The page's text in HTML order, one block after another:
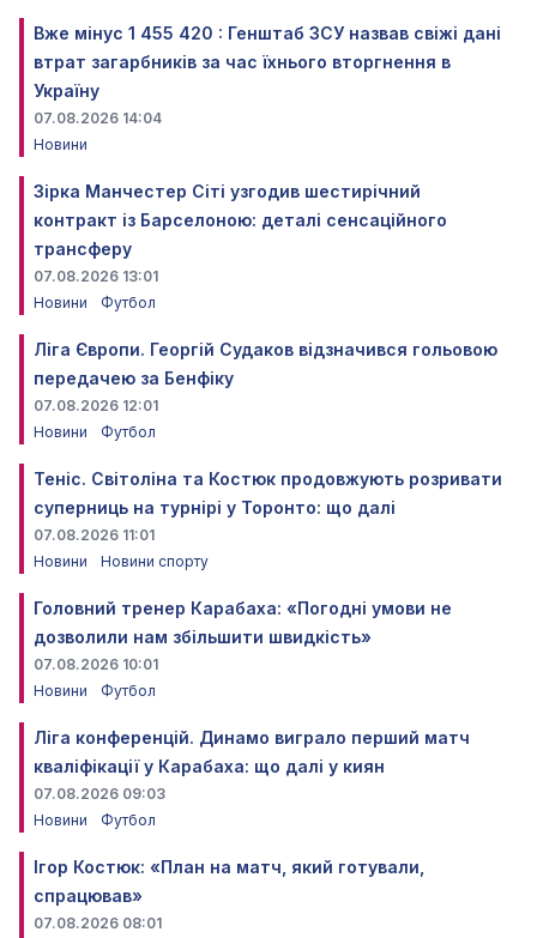
Вже мінус 1 455 420 : Генштаб ЗСУ назвав свіжі дані
втрат загарбників за час їхнього вторгнення в
Україну
07.08.2026 14:04
Новини
Зірка Манчестер Сіті узгодив шестирічний
контракт із Барселоною: деталі сенсаційного
трансферу
07.08.2026 13:01
Новини
Футбол
Ліга Європи. Георгій Судаков відзначився гольовою
передачею за Бенфіку
07.08.2026 12:01
Новини
Футбол
Теніс. Світоліна та Костюк продовжують розривати
суперниць на турнірі у Торонто: що далі
07.08.2026 11:01
Новини
Новини спорту
Головний тренер Карабаха: «Погодні умови не
дозволили нам збільшити швидкість»
07.08.2026 10:01
Новини
Футбол
Ліга конференцій. Динамо виграло перший матч
кваліфікації у Карабаха: що далі у киян
07.08.2026 09:03
Новини
Футбол
Ігор Костюк: «План на матч, який готували,
спрацював»
07.08.2026 08:01